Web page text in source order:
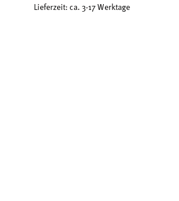
Lieferzeit: ca. 3-17 Werktage